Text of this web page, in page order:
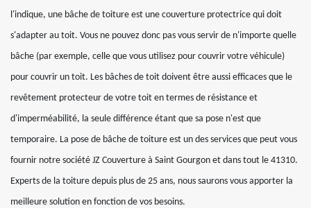
l'indique, une bâche de toiture est une couverture protectrice qui doit
s'adapter au toit. Vous ne pouvez donc pas vous servir de n'importe quelle
bâche (par exemple, celle que vous utilisez pour couvrir votre véhicule)
pour couvrir un toit. Les bâches de toit doivent être aussi efficaces que le
revêtement protecteur de votre toit en termes de résistance et
d'imperméabilité, la seule différence étant que sa pose n'est que
temporaire. La pose de bâche de toiture est un des services que peut vous
fournir notre société JZ Couverture à Saint Gourgon et dans tout le 41310.
Experts de la toiture depuis plus de 25 ans, nous saurons vous apporter la
meilleure solution en fonction de vos besoins.